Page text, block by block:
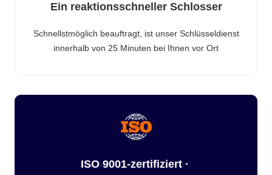
Ein reaktionsschneller Schlosser
Schnellstmöglich beauftragt, ist unser Schlüsseldienst
innerhalb von 25 Minuten bei Ihnen vor Ort
ISO 9001-zertifiziert ·